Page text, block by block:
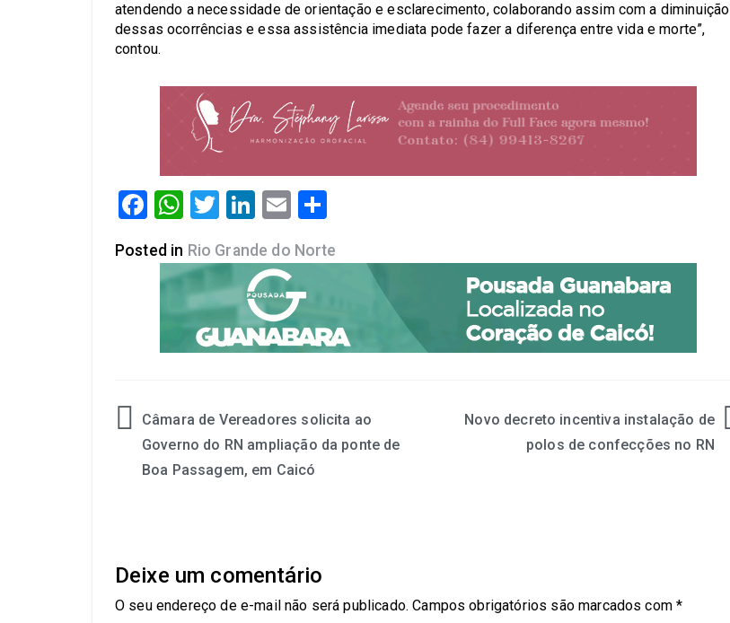
atendendo a necessidade de orientação e esclarecimento, colaborando assim com a diminuição
dessas ocorrências e essa assistência imediata pode fazer a diferença entre vida e morte”,
contou.
Facebook
WhatsApp
Twitter
LinkedIn
Email
Posted in Rio Grande do Norte
Câmara de Vereadores solicita ao
Governo do RN ampliação da ponte de
Boa Passagem, em Caicó
Novo decreto incentiva instalação de
polos de confecções no RN
Deixe um comentário
O seu endereço de e-mail não será publicado. Campos obrigatórios são marcados com*